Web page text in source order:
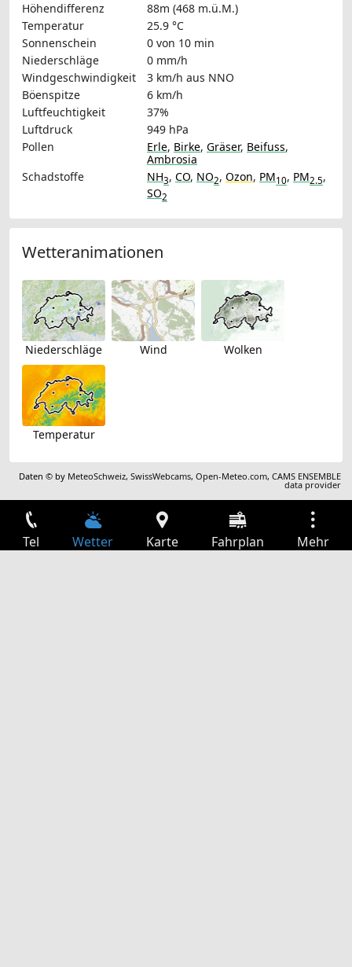
Höhendifferenz
88m (468 m.ü.M.)
Temperatur
25.9 °C
Sonnenschein
0 von 10 min
Niederschläge
0 mm/h
Windgeschwindigkeit
3 km/h aus NNO
Böenspitze
6 km/h
Luftfeuchtigkeit
37%
Luftdruck
949 hPa
Pollen
Erle, Birke, Gräser, Beifuss,
Ambrosia
Schadstoffe
NH3, CO, NO2, Ozon, PM10, PM2.5,
SO2
Wetteranimationen
Niederschläge Wind Wolken
Temperatur
Daten © by MeteoSchweiz,SwissWebcams,Open-Meteo.com,CAMS ENSEMBLE
data provider
Tel Wetter Karte Fahrplan Mehr